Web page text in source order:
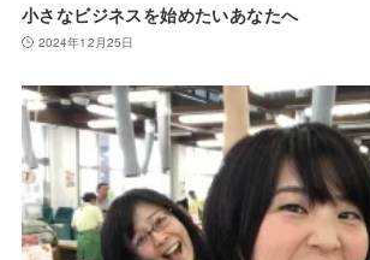
小さなビジネスを始めたいあなたへ
2024年12月25日